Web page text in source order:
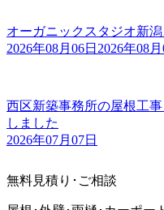
オーガニックスタジオ新
2026年08月06日 2026年08月
西区新築事務所の屋根工
しました
2026年07月07日
無料見積り･ご相談